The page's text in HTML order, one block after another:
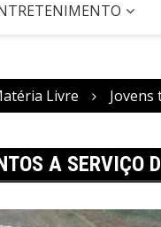
Livre
A SERVIÇO